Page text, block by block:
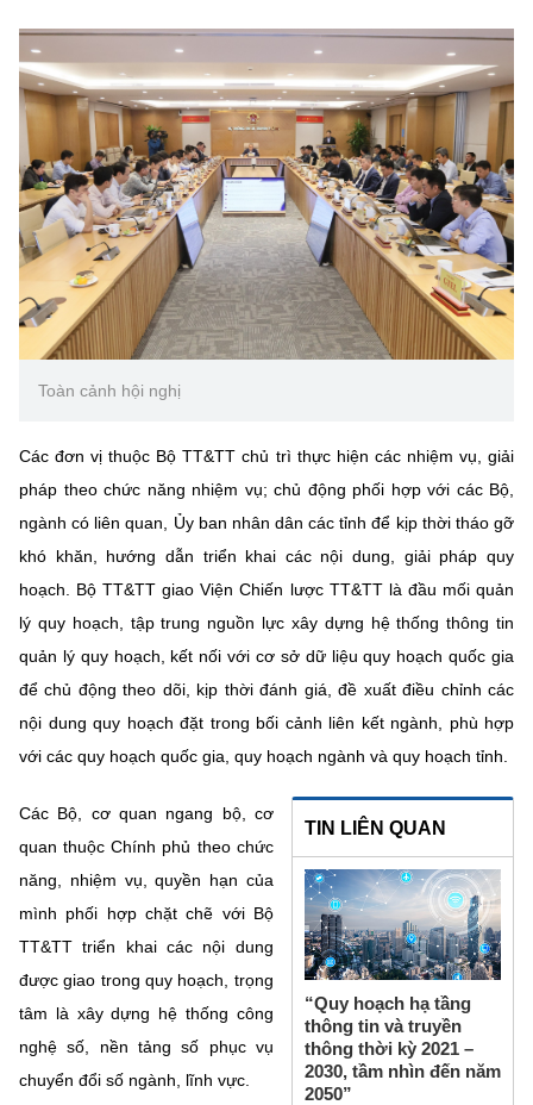
Toàn cảnh hội nghị
Các đơn vị thuộc Bộ TT&TT chủ trì thực hiện các nhiệm vụ, giải
pháp theo chức năng nhiệm vụ; chủ động phối hợp với các Bộ,
ngành có liên quan, Ủy ban nhân dân các tỉnh để kịp thời tháo gỡ
khó khăn, hướng dẫn triển khai các nội dung, giải pháp quy
hoạch. Bộ TT&TT giao Viện Chiến lược TT&TT là đầu mối quản
lý quy hoạch, tập trung nguồn lực xây dựng hệ thống thông tin
quản lý quy hoạch, kết nối với cơ sở dữ liệu quy hoạch quốc gia
để chủ động theo dõi, kịp thời đánh giá, đề xuất điều chỉnh các
nội dung quy hoạch đặt trong bối cảnh liên kết ngành, phù hợp
với các quy hoạch quốc gia, quy hoạch ngành và quy hoạch tỉnh.
TIN LIÊN QUAN
“Quy hoạch hạ tầng
thông tin và truyền
thông thời kỳ 2021 –
2030, tầm nhìn đến năm
2050”
Các Bộ, cơ quan ngang bộ, cơ
quan thuộc Chính phủ theo chức
năng, nhiệm vụ, quyền hạn của
mình phối hợp chặt chẽ với Bộ
TT&TT triển khai các nội dung
được giao trong quy hoạch, trọng
tâm là xây dựng hệ thống công
nghệ số, nền tảng số phục vụ
chuyển đổi số ngành, lĩnh vực.